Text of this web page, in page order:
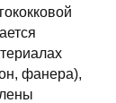
фанера),